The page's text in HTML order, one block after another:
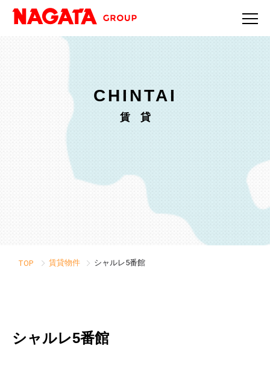
CHINTAI
賃 貸
TOP 賃貸物件 シャルレ5番館
シャルレ5番館